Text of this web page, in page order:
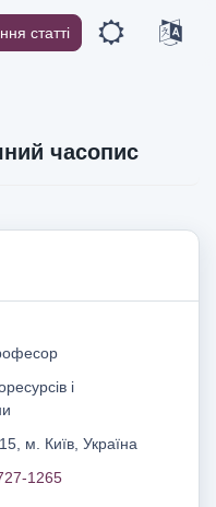
статті
часопис
і
м. Київ, Україна
1265